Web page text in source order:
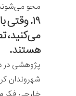
محو
۱۹. وقتی
می‌کنید،
هستند.
پژوهشی در
شهروندان